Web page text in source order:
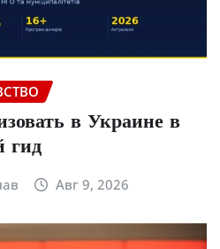
в Украине в
гид
Авг 9, 2026